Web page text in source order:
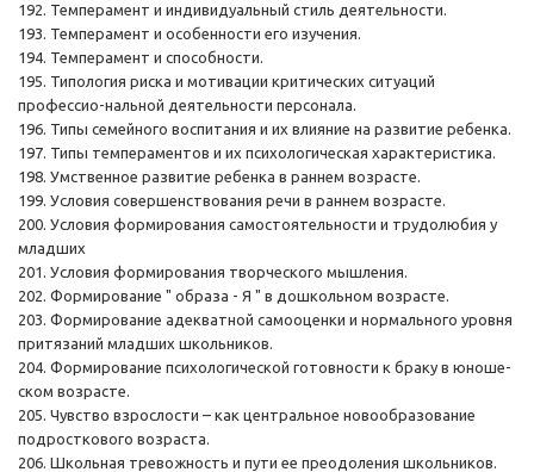
192. Темперамент и индивидуальный стиль деятельности.
193. Темперамент и особенности его изучения.
194. Темперамент и способности.
195. Типология риска и мотивации критических ситуаций
профессио-нальной деятельности персонала.
196. Типы семейного воспитания и их влияние на развитие ребенка.
197. Типы темпераментов и их психологическая характеристика.
198. Умственное развитие ребенка в раннем возрасте.
199. Условия совершенствования речи в раннем возрасте.
200. Условия формирования самостоятельности и трудолюбия у
младших
201. Условия формирования творческого мышления.
202. Формирование " образа - Я " в дошкольном возрасте.
203. Формирование адекватной самооценки и нормального уровня
притязаний младших школьников.
204. Формирование психологической готовности к браку в юноше-
ском возрасте.
205. Чувство взрослости – как центральное новообразование
подросткового возраста.
206. Школьная тревожность и пути ее преодоления школьников.